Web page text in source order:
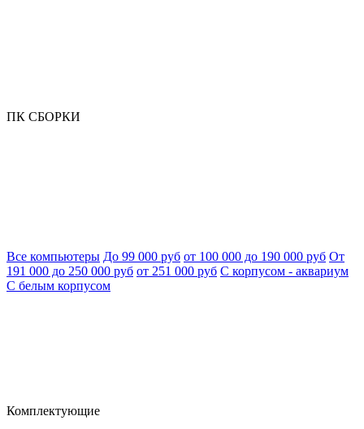
ПК СБОРКИ
Все компьютеры До 99 000 руб от 100 000 до 190 000 руб От
191 000 до 250 000 руб от 251 000 руб С корпусом - аквариум
С белым корпусом
Комплектующие